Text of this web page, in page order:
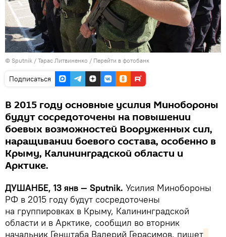
© Sputnik / Тарас Литвиненко / Перейти в фотобанк
Подписаться
В 2015 году основные усилия Минобороны
будут сосредоточены на повышении
боевых возможностей Вооруженных сил,
наращивании боевого состава, особенно в
Крыму, Калининградской области и
Арктике.
ДУШАНБЕ, 13 янв — Sputnik. Усилия Минобороны
РФ в 2015 году будут сосредоточены
на группировках в Крыму, Калининградской
области и в Арктике, сообщил во вторник
начальник Генштаба Валерий Герасимов, пишет